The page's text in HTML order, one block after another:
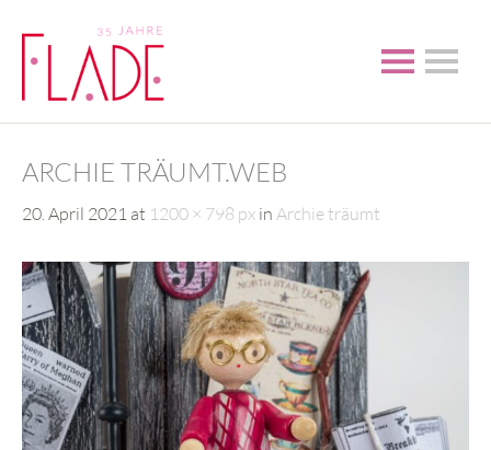
ARCHIE TRÄUMT.WEB
20. April 2021 at 1200 × 798 px in Archie träumt